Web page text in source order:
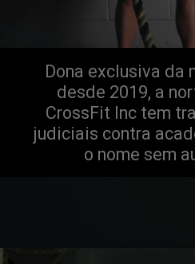
Dona exclusiva da
desde 2019, a
CrossFit Inc tem
judiciais contra
o nome sem